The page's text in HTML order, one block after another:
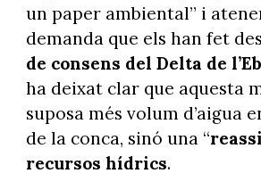
un paper ambiental” i
demanda que els han fet
de consens del Delta de
ha deixat clar que aquesta
suposa més volum d’aigua
de la conca, sinó una “
recursos hídrics.